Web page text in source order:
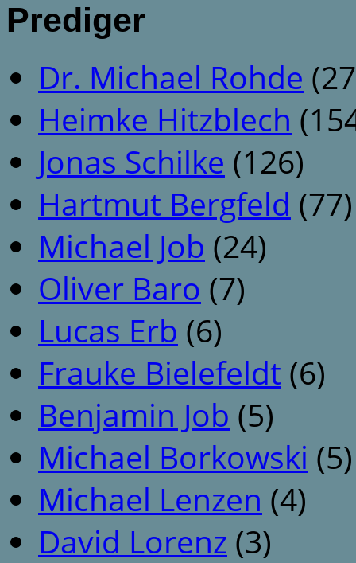
Prediger
Dr. Michael Rohde
Heimke Hitzblech
Jonas Schilke (126)
Hartmut Bergfeld (77)
Michael Job (24)
Oliver Baro (7)
Lucas Erb (6)
Frauke Bielefeldt (6)
Benjamin Job (5)
Michael Borkowski (5)
Michael Lenzen (4)
David Lorenz (3)